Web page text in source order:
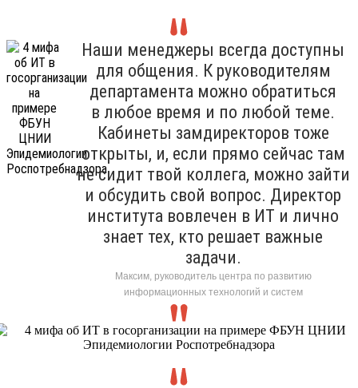
Наши менеджеры всегда доступны
для общения. К руководителям
департамента можно обратиться
в любое время и по любой теме.
Кабинеты замдиректоров тоже
открыты, и, если прямо сейчас там
не сидит твой коллега, можно зайти
и обсудить свой вопрос. Директор
института вовлечен в ИТ и лично
знает тех, кто решает важные
задачи.
Максим, руководитель центра по развитию
информационных технологий и систем